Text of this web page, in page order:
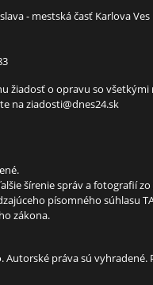
- mestská časť Karlova Ves
žiadosť o opravu so všetkými
naziadosti@dnes24.sk
šírenie správ a fotografií zo
písomného súhlasu
zákona.
Autorské práva sú vyhradené.